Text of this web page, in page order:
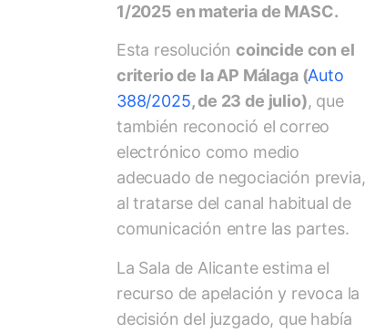
1/2025 en materia de MASC.
Esta resolucióncoincide con el
criterio de la AP Málaga (Auto
388/2025, de 23 de julio), que
también reconoció el correo
electrónico como medio
adecuado de negociación previa,
al tratarse del canal habitual de
comunicación entre las partes.
La Sala de Alicante estima el
recurso de apelación y revoca la
decisión del juzgado, que había